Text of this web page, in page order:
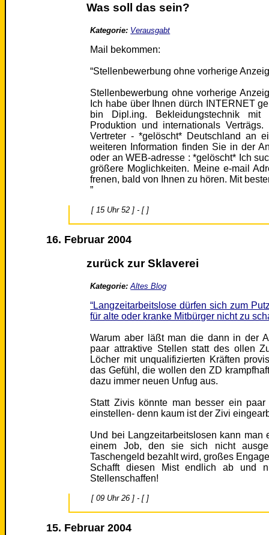
Was soll das sein?
Kategorie: Verausgabt
Mail bekommen:
“Stellenbewerbung ohne vorherige
Stellenbewerbung ohne vorherige
Ich habe über Ihnen dürch INTERNET
bin Dipl.ing. Bekleidungstechnik
Produktion und internationals
Vertreter - *gelöscht* Deutschland an
weiteren Information finden Sie in der
oder an WEB-adresse : *gelöscht* Ich
größere Moglichkeiten. Meine e-mail
frenen, bald von Ihnen zu hören. Mit
”
[ 15 Uhr 52 ] - [ ]
16. Februar 2004
zurück zur Sklaverei
Kategorie: Altes Blog
“Langzeitarbeitslose dürfen sich zum
für alte oder kranke Mitbürger nicht zu
Warum aber läßt man die dann in der
paar attraktive Stellen statt des ollen
Löcher mit unqualifizierten Kräften
das Gefühl, die wollen den ZD
dazu immer neuen Unfug aus.
Statt Zivis könnte man besser ein
einstellen- denn kaum ist der Zivi
Und bei Langzeitarbeitslosen kann
einem Job, den sie sich nicht
Taschengeld bezahlt wird, großes
Schafft diesen Mist endlich ab und
Stellenschaffen!
[ 09 Uhr 26 ] - [ ]
15. Februar 2004